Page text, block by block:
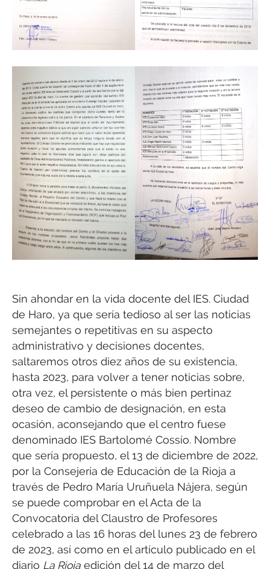
Sin ahondar en la vida docente del IES. Ciudad
de Haro, ya que sería tedioso al ser las noticias
semejantes o repetitivas en su aspecto
administrativo y decisiones docentes,
saltaremos otros diez años de su existencia,
hasta 2023, para volver a tener noticias sobre,
otra vez, el persistente o más bien pertinaz
deseo de cambio de designación, en esta
ocasión, aconsejando que el centro fuese
denominado IES Bartolomé Cossío. Nombre
que sería propuesto, el 13 de diciembre de 2022,
por la Consejería de Educación de la Rioja a
través de Pedro María Uruñuela Nájera, según
se puede comprobar en el Acta de la
Convocatoria del Claustro de Profesores
celebrado a las 16 horas del lunes 23 de febrero
de 2023, así como en el artículo publicado en el
diario La Rioja edición del 14 de marzo del